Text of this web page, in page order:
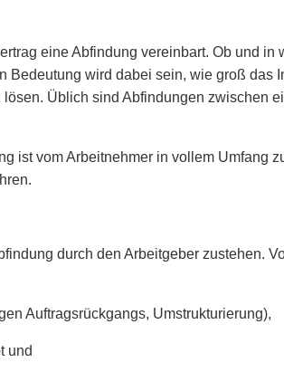
eine Abfindung vereinbart. Ob und in
wird dabei sein, wie groß das
Üblich sind Abfindungen zwischen
ist vom Arbeitnehmer in vollem Umfang
durch den Arbeitgeber zustehen.
Auftragsrückgangs, Umstrukturierung),
und